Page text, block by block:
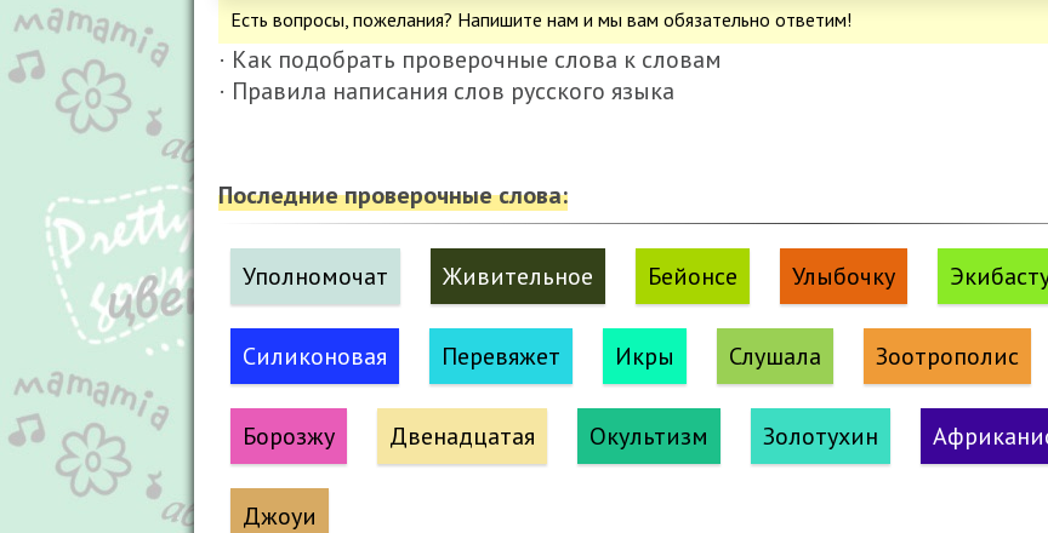
Есть вопросы, пожелания? Напишите нам и мы вам обязательно ответим!
· Как подобрать проверочные слова к словам
· Правила написания слов русского языка
Последние проверочные слова:
Уполномочат Живительное Бейонсе Улыбочку
Силиконовая Перевяжет Икры Слушала Зоотрополис
Борозжу Двенадцатая Окультизм Золотухин
Джоуи